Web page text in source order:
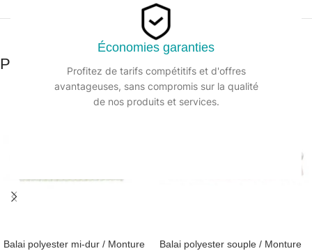
Économies garanties
Profitez de tarifs compétitifs et d'offres
avantageuses, sans compromis sur la qualité
de nos produits et services.
Produits similaires
Balai polyester mi-dur / Monture
Balai polyester souple / Monture